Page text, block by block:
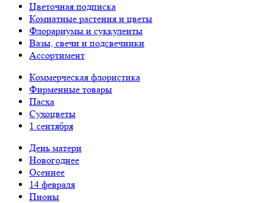
Цветочная подписка
Комнатные растения и цветы
Флорариумы и суккуленты
Вазы, свечи и подсвечники
Ассортимент
Коммерческая флористика
Фирменные товары
Пасха
Сухоцветы
1 сентября
День матери
Новогоднее
Осеннее
14 февраля
Пионы